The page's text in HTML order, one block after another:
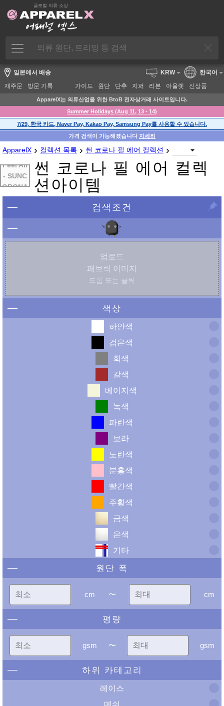
글로벌 의류 소싱
일본에서 배송
재주문
방문 기록 가이드 원단 단추 지퍼 리본 아울렛 신상품
KRW 한국어
ApparelX는 의류산업을 위한 BtoB 전자상거래 사이트입니다.
Summer Holidays (Aug 11, 13 - 14)
7/29, 한국 카드, Naver Pay, Kakao Pay, Samsung Pay를 사용할 수 있습니다.
가격 검색이 가능해졌습니다 자세히
ApparelX › 컬렉션 목록 › 썬 코로나 필 에어 컬렉션 ›
Feel Air
- SUNC
ORONA
썬 코로나 필 에어 컬렉
션아이템
검색조건
업로드
패브릭 이미지
드롭 또는 클릭
색상
하얀색
검은색
회색
갈색
베이지색
녹색
파란색
보라
노란색
분홍색
빨간색
주황색
금색
은색
기타
원단 폭
cm 〜 cm
평량
gsm 〜 gsm
하위 카테고리
레이스
메쉬